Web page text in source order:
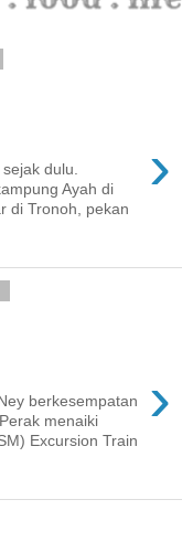
›
dulu.
Ayah di
di Tronoh, pekan
›
berkesempatan
menaiki
Excursion Train